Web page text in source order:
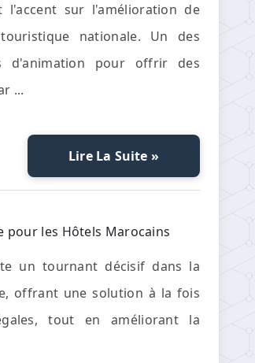
sur l'amélioration de
nationale. Un des
d'animation pour offrir des
...
Lire La Suite »
pour les Hôtels Marocains
un tournant décisif dans la
offrant une solution à la fois
tout en améliorant la